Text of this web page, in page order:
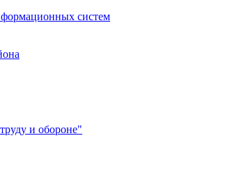
систем
и обороне"